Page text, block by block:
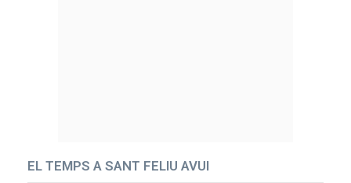
EL TEMPS A SANT FELIU AVUI